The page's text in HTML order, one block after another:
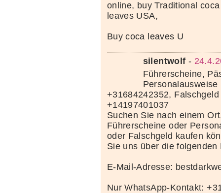
online, buy Traditional
leaves USA,
Buy coca leaves U
silentwolf -
Führerscheine,
+31684242352,
+14197401037
Suchen Sie nach einem
Führerscheine oder
oder Falschgeld kaufen
Sie uns über die folgenden
E-Mail-Adresse:
Nur WhatsApp-Kontakt: